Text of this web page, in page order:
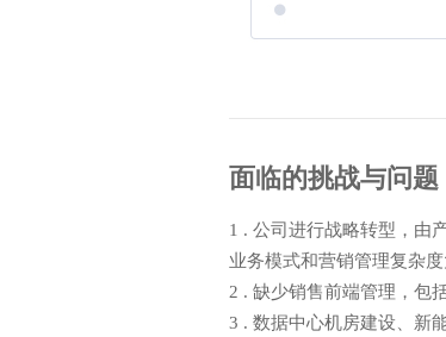
面临的挑战与问题
1 . 公司进行战略转型，由
业务模式和营销管理复杂度
2 . 缺少销售前端管理，包
3 . 数据中心机房建设、新